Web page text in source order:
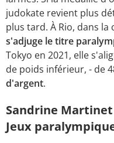
judokate revient plus
plus tard. À Rio, dans la
s'adjuge le titre
Tokyo en 2021, elle
de poids inférieur, - de
d'argent.
Sandrine
Jeux